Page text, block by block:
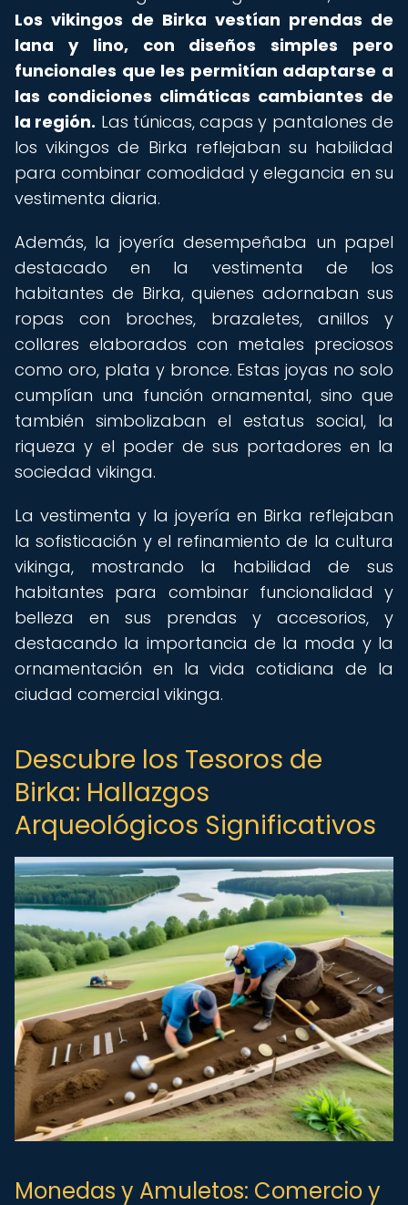
Los vikingos de Birka vestían prendas de
lana y lino, con diseños simples pero
funcionales que les permitían adaptarse a
las condiciones climáticas cambiantes de
la región. Las túnicas, capas y pantalones de
los vikingos de Birka reflejaban su habilidad
para combinar comodidad y elegancia en su
vestimenta diaria.
Además, la joyería desempeñaba un papel
destacado en la vestimenta de los
habitantes de Birka, quienes adornaban sus
ropas con broches, brazaletes, anillos y
collares elaborados con metales preciosos
como oro, plata y bronce. Estas joyas no solo
cumplían una función ornamental, sino que
también simbolizaban el estatus social, la
riqueza y el poder de sus portadores en la
sociedad vikinga.
La vestimenta y la joyería en Birka reflejaban
la sofisticación y el refinamiento de la cultura
vikinga, mostrando la habilidad de sus
habitantes para combinar funcionalidad y
belleza en sus prendas y accesorios, y
destacando la importancia de la moda y la
ornamentación en la vida cotidiana de la
ciudad comercial vikinga.
Descubre los Tesoros de
Birka: Hallazgos
Arqueológicos Significativos
Monedas y Amuletos: Comercio y